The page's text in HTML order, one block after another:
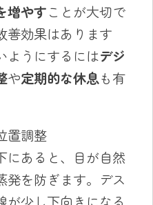
増やすことが大切で
善効果はあります
ようにするにはデジ
や定期的な休息も有
置調整
にあると、目が自然
発を防ぎます。デス